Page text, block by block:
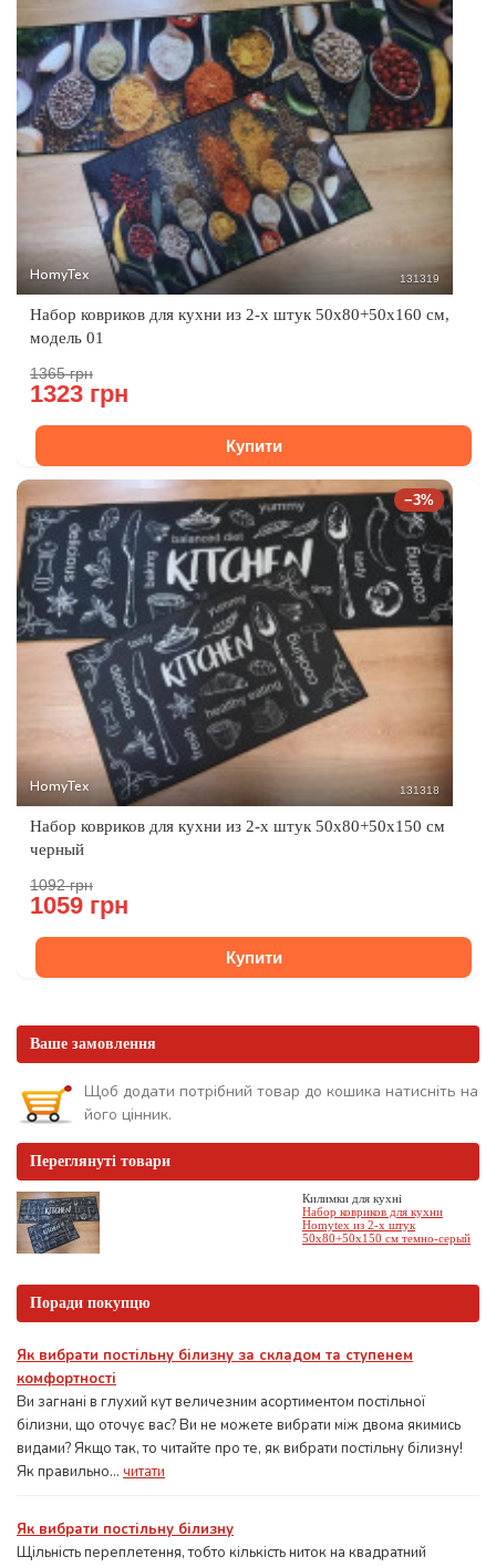
HomyTex 131319
Набор ковриков для кухни из 2-х штук 50x80+50x160 см,
модель 01
1365 грн
1323 грн
Купити
−3%
HomyTex 131318
Набор ковриков для кухни из 2-х штук 50x80+50x150 см
черный
1092 грн
1059 грн
Купити
Ваше замовлення
Щоб додати потрібний товар до кошика натисніть на
його цінник.
Переглянуті товари
Килимки для кухні
Набор ковриков для кухни
Homytex из 2-х штук
50x80+50x150 см темно-серый
Поради покупцю
Як вибрати постільну білизну за складом та ступенем
комфортності
Ви загнані в глухий кут величезним асортиментом постільної
білизни, що оточує вас? Ви не можете вибрати між двома якимись
видами? Якщо так, то читайте про те, як вибрати постільну білизну!
Як правильно... читати
Як вибрати постільну білизну
Щільність переплетення, тобто кількість ниток на квадратний